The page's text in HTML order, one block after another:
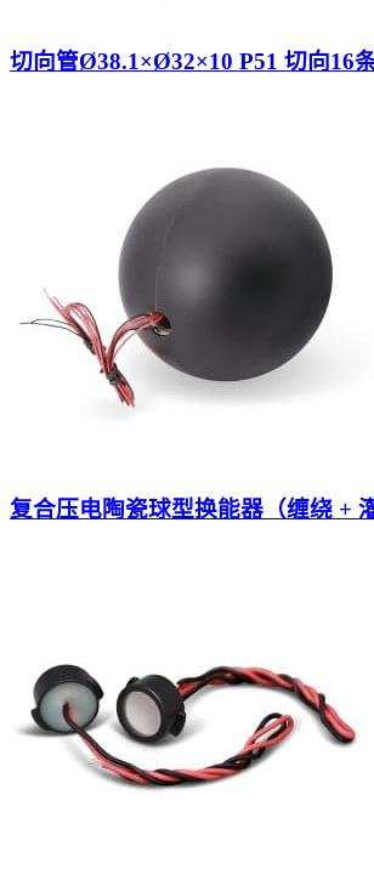
切向管Ø38.1×Ø32×10 P51 切向16
复合压电陶瓷球型换能器（缠绕 +